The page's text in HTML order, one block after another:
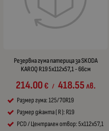
Резервна гума патерица за SKODA
KAROQ R19 5x112x57,1 - 66см
214.00€ / 418.55лв.
Размер гума: 125/70R19
Размер джанта ( R ): R19
PCD / Централен отвор: 5x112x57,1